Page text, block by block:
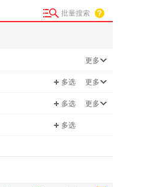
批量搜索
更多
多选 更多
多选 更多
多选